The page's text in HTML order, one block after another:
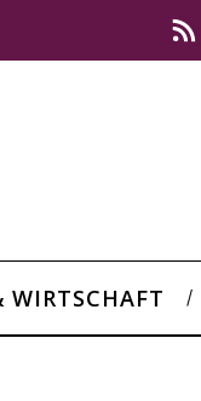
WIRTSCHAFT